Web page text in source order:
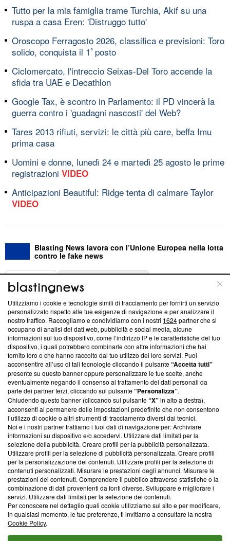
Tutto per la mia famiglia trame Turchia, Akif su una
ruspa a casa Eren: 'Distruggo tutto'
Oroscopo Ferragosto 2026, classifica e previsioni: Toro
solido, conquista il 1ﾟposto
Ciclomercato, l'intreccio Seixas-Del Toro accende la
sfida tra UAE e Decathlon
Google Tax, è scontro in Parlamento: il PD vincerà la
guerra contro i 'guadagni nascosti' del Web?
Tares 2013 rifiuti, servizi: le città più care, beffa Imu
prima casa
Uomini e donne, lunedì 24 e martedì 25 agosto le prime
registrazioni VIDEO
Anticipazioni Beautiful: Ridge tenta di calmare Taylor
VIDEO
Blasting News lavora con l’Unione Europea nella lotta
contro le fake news
ABOUT
Questa sezione offre informazioni trasparenti su Blasting
News, sui nostri processi editoriali e su come ci impegniamo a
creare news di qualità. Inoltre, afferma la nostra aderenza a
‘Trust Project - News with Integrity’Blasting News non è
ancora membro del programma, ma ha richiesto di farne
parte; Trust Project non ha ancora effettuato una verifica di
conformità agli standard.
Su di noi
Team editoriale
Corporate
Redazione
Informativa Privacy
Cookie Policy
Blasting SA, IDI CHE-247.845.224, Via Carlo Frasca, 3 - 6900
Lugano (Svizzera) Tel:+39 0690258937
© 2026 Blasting News
Utilizziamo i cookie e tecnologie simili di tracciamento per fornirti un servizio
personalizzato rispetto alle tue esigenze di navigazione e per analizzare il
nostro traffico. Raccogliamo e condividiamo con i nostri 1624partner che si
occupano di analisi dei dati web, pubblicità e social media, alcune
informazioni sul tuo dispositivo, come l’indirizzo IP e le caratteristiche del tuo
dispositivo, i quali potrebbero combinarle con altre informazioni che hai
fornito loro o che hanno raccolto dal tuo utilizzo dei loro servizi. Puoi
acconsentire all’uso di tali tecnologie cliccando il pulsante“Accetta tutti”
presente su questo banner oppure personalizzare le tue scelte, anche
eventualmente negando il consenso al trattamento dei dati personali da
parte dei partner terzi, cliccando sul pulsante“Personalizza”.
Chiudendo questo banner (cliccando sul pulsante“X”in alto a destra),
acconsenti al permanere delle impostazioni predefinite che non consentono
l’utilizzo di cookie o altri strumenti di tracciamento diversi dai tecnici.
Noi e i nostri partner trattiamo i tuoi dati di navigazione per: Archiviare
informazioni su dispositivo e/o accedervi. Utilizzare dati limitati per la
selezione della pubblicità. Creare profili per la pubblicità personalizzata.
Utilizzare profili per la selezione di pubblicità personalizzata. Creare profili
per la personalizzazione dei contenuti. Utilizzare profili per la selezione di
contenuti personalizzati. Misurare le prestazioni degli annunci. Misurare le
prestazioni dei contenuti. Comprendere il pubblico attraverso statistiche o la
combinazione di dati provenienti da fonti diverse. Sviluppare e migliorare i
servizi. Utilizzare dati limitati per la selezione dei contenuti.
Per conoscere nel dettaglio quali cookie utilizziamo sul sito e per modificare,
in qualsiasi momento, le tue preferenze, ti invitiamo a consultare la nostra
Cookie Policy.